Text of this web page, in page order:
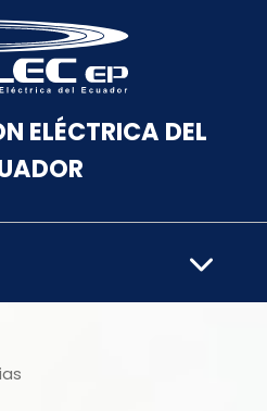
herramientas
ELÉCTRICA DEL